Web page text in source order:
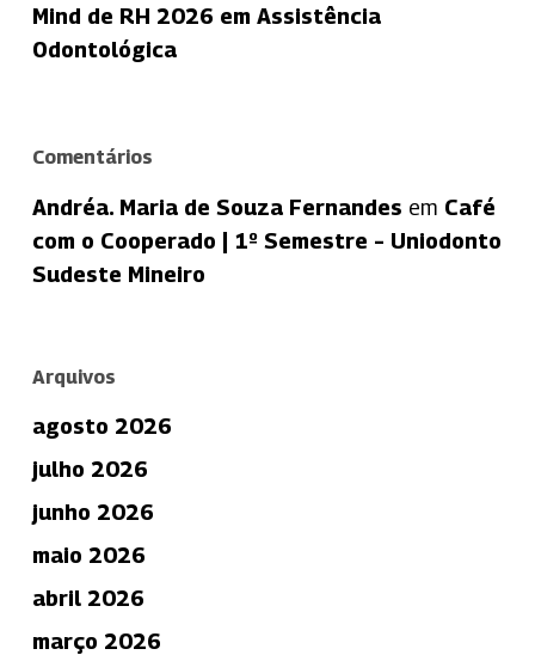
Mind de RH 2026 em Assistência
Odontológica
Comentários
Andréa. Maria de Souza Fernandes em Café
com o Cooperado | 1º Semestre – Uniodonto
Sudeste Mineiro
Arquivos
agosto 2026
julho 2026
junho 2026
maio 2026
abril 2026
março 2026